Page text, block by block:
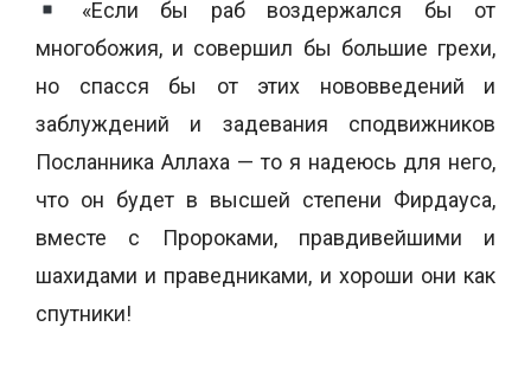
«Если бы раб воздержался бы от
многобожия, и совершил бы большие грехи,
но спасся бы от этих нововведений и
заблуждений и задевания сподвижников
Посланника Аллаха — то я надеюсь для него,
что он будет в высшей степени Фирдауса,
вместе с Пророками, правдивейшими и
шахидами и праведниками, и хороши они как
спутники!